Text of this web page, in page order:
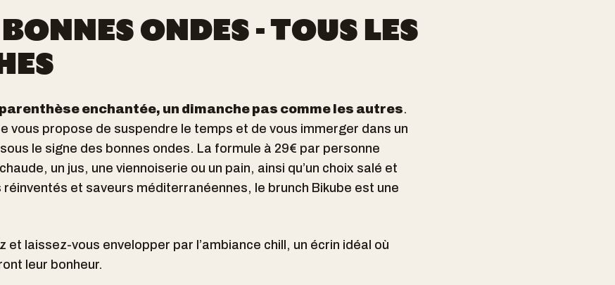
ONDES - TOUS LES
enchantée, un dimanche pas comme les autres.
vous propose de suspendre le temps et de vous immerger dans un
le signe des bonnes ondes. La formule à 29€ par personne
un jus, une viennoiserie ou un pain, ainsi qu’un choix salé et
et saveurs méditerranéennes, le brunch Bikube est une
et laissez-vous envelopper par l’ambiance chill, un écrin idéal où
leur bonheur.